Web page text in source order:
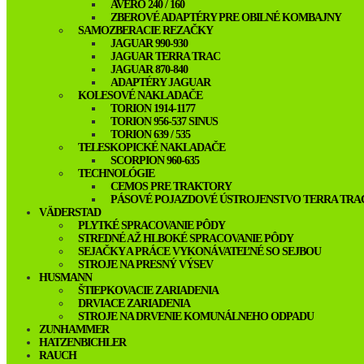
AVERO 240 / 160
ZBEROVÉ ADAPTÉRY PRE OBILNÉ KOMBAJNY
SAMOZBERACIE REZAČKY
JAGUAR 990-930
JAGUAR TERRA TRAC
JAGUAR 870-840
ADAPTÉRY JAGUAR
KOLESOVÉ NAKLADAČE
TORION 1914-1177
TORION 956-537 SINUS
TORION 639 / 535
TELESKOPICKÉ NAKLADAČE
SCORPION 960-635
TECHNOLÓGIE
CEMOS PRE TRAKTORY
PÁSOVÉ POJAZDOVÉ ÚSTROJENSTVO TERRA
VÄDERSTAD
PLYTKÉ SPRACOVANIE PÔDY
STREDNÉ AŽ HLBOKÉ SPRACOVANIE PÔDY
SEJAČKY A PRÁCE VYKONÁVATEĽNÉ SO SEJBOU
STROJE NA PRESNÝ VÝSEV
HUSMANN
ŠTIEPKOVACIE ZARIADENIA
DRVIACE ZARIADENIA
STROJE NA DRVENIE KOMUNÁLNEHO ODPADU
ZUNHAMMER
HATZENBICHLER
RAUCH